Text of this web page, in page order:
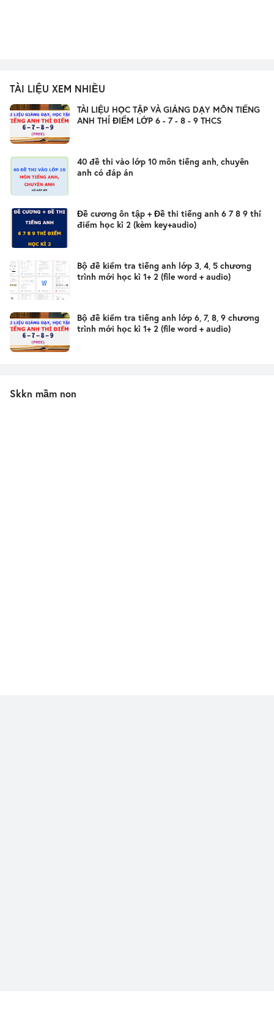
TÀI LIỆU XEM NHIỀU
TÀI LIỆU HỌC TẬP VÀ GIẢNG DẠY MÔN TIẾNG
ANH THÍ ĐIỂM LỚP 6 - 7 - 8 - 9 THCS
40 đề thi vào lớp 10 môn tiếng anh, chuyên
anh có đáp án
Đề cương ôn tập + Đề thi tiếng anh 6 7 8 9 thí
điểm học kì 2 (kèm key+audio)
Bộ đề kiểm tra tiếng anh lớp 3, 4, 5 chương
trình mới học kì 1+ 2 (file word + audio)
Bộ đề kiểm tra tiếng anh lớp 6, 7, 8, 9 chương
trình mới học kì 1+ 2 (file word + audio)
Skkn mầm non